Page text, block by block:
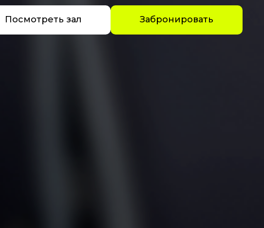
Посмотреть зал Забронировать